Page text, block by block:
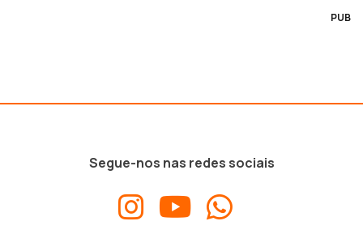
PUB
Segue-nos nas redes sociais